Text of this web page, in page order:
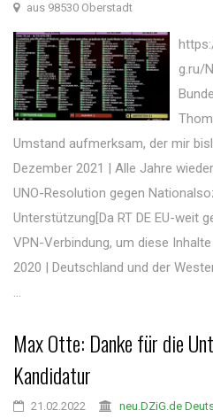
aus 98530 Oberstadt
g.ru/
Umstand aufmerksam, der mir
Dezember 2021 | Alle Jahre
UNO-Resolution gegen
Unterstützung[Da RT DE EU-weit
VPN-Verbindung, um diese
2020 | Deutschland und der
...
Max Otte: Danke für die
Kandidatur
21.02.2022 neu.DZiG.de